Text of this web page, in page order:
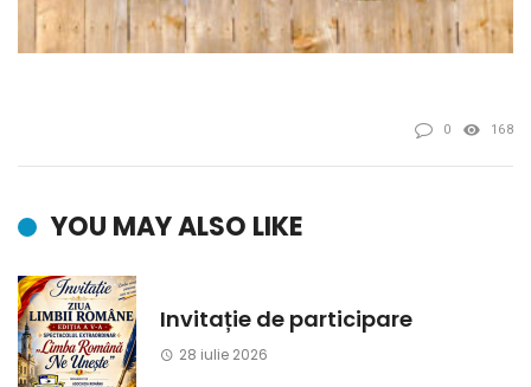
0 168
YOU MAY ALSO LIKE
Invitație de participare
28 iulie 2026